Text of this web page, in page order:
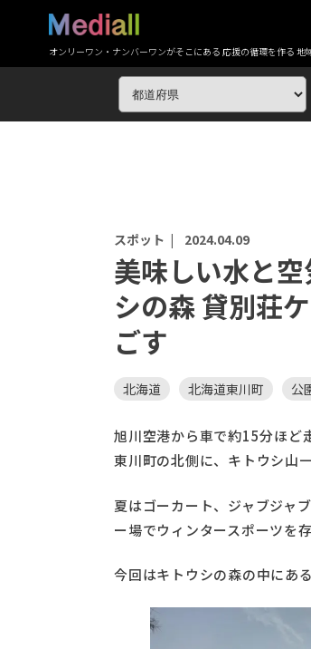
オンリーワン・ナンバーワンがそこにある 応援の循環を作る 地
スポット | 2024.04.09
美味しい水と
シの森 貸別荘
ごす
北海道 北海道東川町 公
旭川空港から車で約15分ほど
東川町の北側に、キトウシ山
夏はゴーカート、ジャブジャ
ー場でウィンタースポーツを
今回はキトウシの森の中にあ